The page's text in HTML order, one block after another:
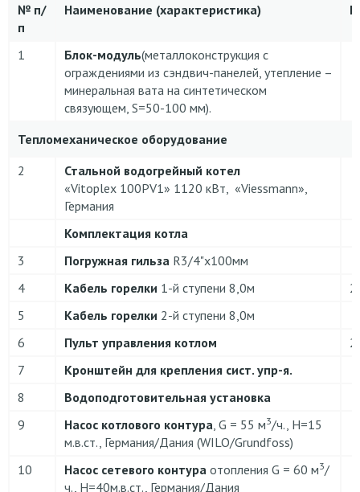
№ п/
п
Наименование (характеристика)
1 Блок-модуль(металлоконструкция с
ограждениями из сэндвич-панелей, утепление –
минеральная вата на синтетическом
связующем, S=50-100 мм).
Тепломеханическое оборудование
2
Стальной водогрейный котел
«Vitoplex 100PV1» 1120 кВт, «Viessmann»,
Германия
Комплектация котла
3
Погружная гильза R3/4"x100мм
4
Кабель горелки 1-й ступени 8,0м
5
Кабель горелки 2-й ступени 8,0м
6
Пульт управления котлом
7
Кронштейн для крепления сист. упр-я.
8
Водоподготовительная установка
9
Насос котлового контура , G = 55 м3/ч., H=15
м.в.ст., Германия/Дания (WILO/Grundfoss)
10
Насос сетевого контура отопления G = 60 м3/
ч., H=40м.в.ст., Германия/Дания